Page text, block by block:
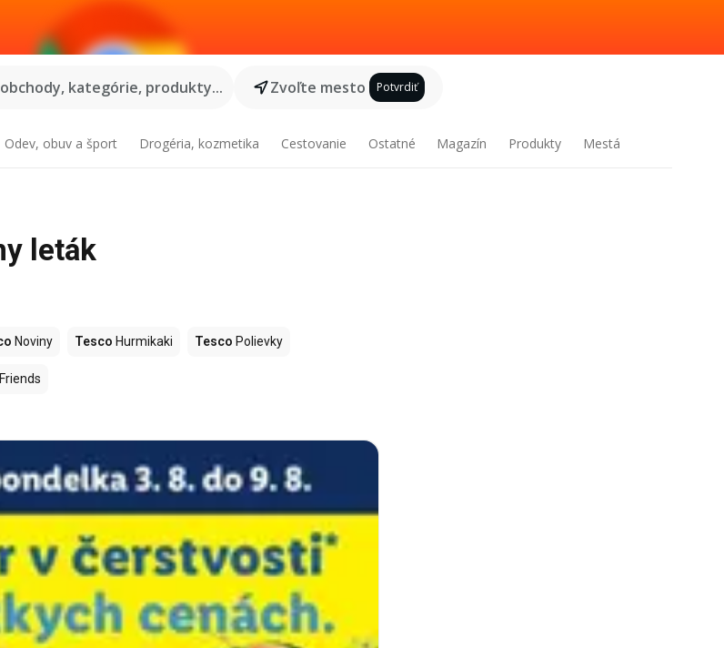
kategórie, produkty...
Zvoľte mesto Potvrdiť
Odev, obuv a šport Drogéria, kozmetika Cestovanie Ostatné Magazín Produkty Mestá
leták
Noviny Tesco Hurmikaki Tesco Polievky